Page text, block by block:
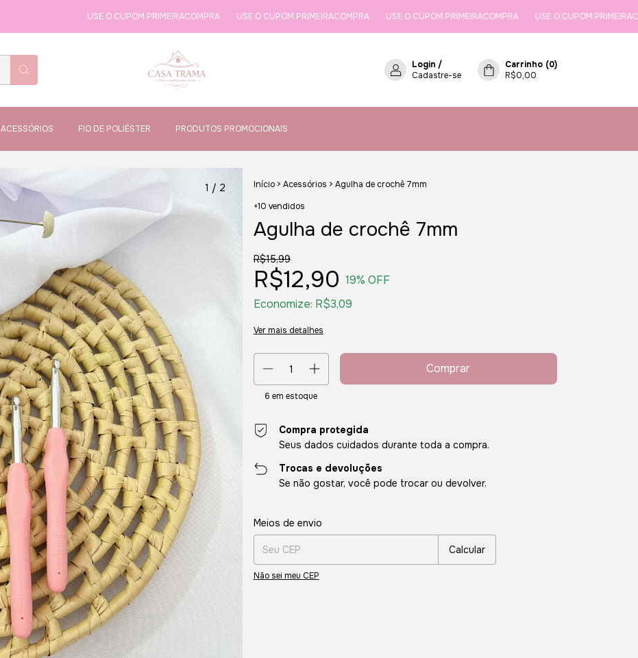
USE O CUPOM PRIMEIRACOMPRA USE O CUPOM PRIMEIRACOMPRA USE O CUPOM PRIMEIRACOMPRA USE O CUPOM PRIMEIRACOMPRA
Login /
Cadastre-se
Carrinho (0)
R$0,00
ACESSÓRIOS FIO DE POLIÉSTER PRODUTOS PROMOCIONAIS
1 / 2 Início > Acessórios > Agulha de crochê 7mm
+10 vendidos
Agulha de crochê 7mm
R$15,99
R$12,90 19% OFF
Economize: R$3,09
Ver mais detalhes
6 em estoque
Compra protegida
Seus dados cuidados durante toda a compra.
Trocas e devoluções
Se não gostar, você pode trocar ou devolver.
Entregas para o CEP:
Meios de envio
Calcular
Não sei meu CEP